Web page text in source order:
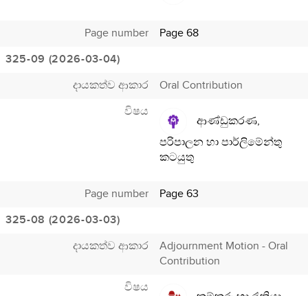
Page number
Page 68
325-09 (2026-03-04)
දායකත්ව ආකාර
Oral Contribution
විෂය
ආණ්ඩුකරණ,
පරිපාලන හා පාර්ලිමේන්තු
කටයුතු
Page number
Page 63
325-08 (2026-03-03)
දායකත්ව ආකාර
Adjournment Motion - Oral
Contribution
විෂය